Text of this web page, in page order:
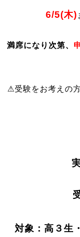
6/5(木)
満席になり次第、
⚠受験をお考えの
対象：高３生